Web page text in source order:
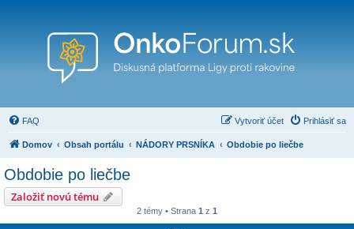
FAQ Prihlásiť sa
Vytvoriť účet
Domov Obsah portálu NÁDORY PRSNÍKA Obdobie po liečbe
Obdobie po liečbe
Založiť novú tému
2 témy • Strana 1 z 1